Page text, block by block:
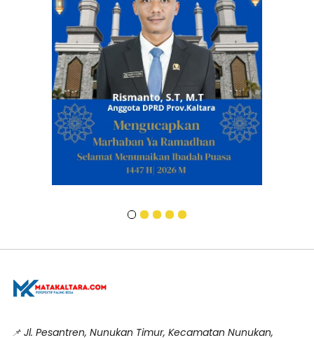
📌 Jl. Pesantren, Nunukan Timur, Kecamatan Nunukan,